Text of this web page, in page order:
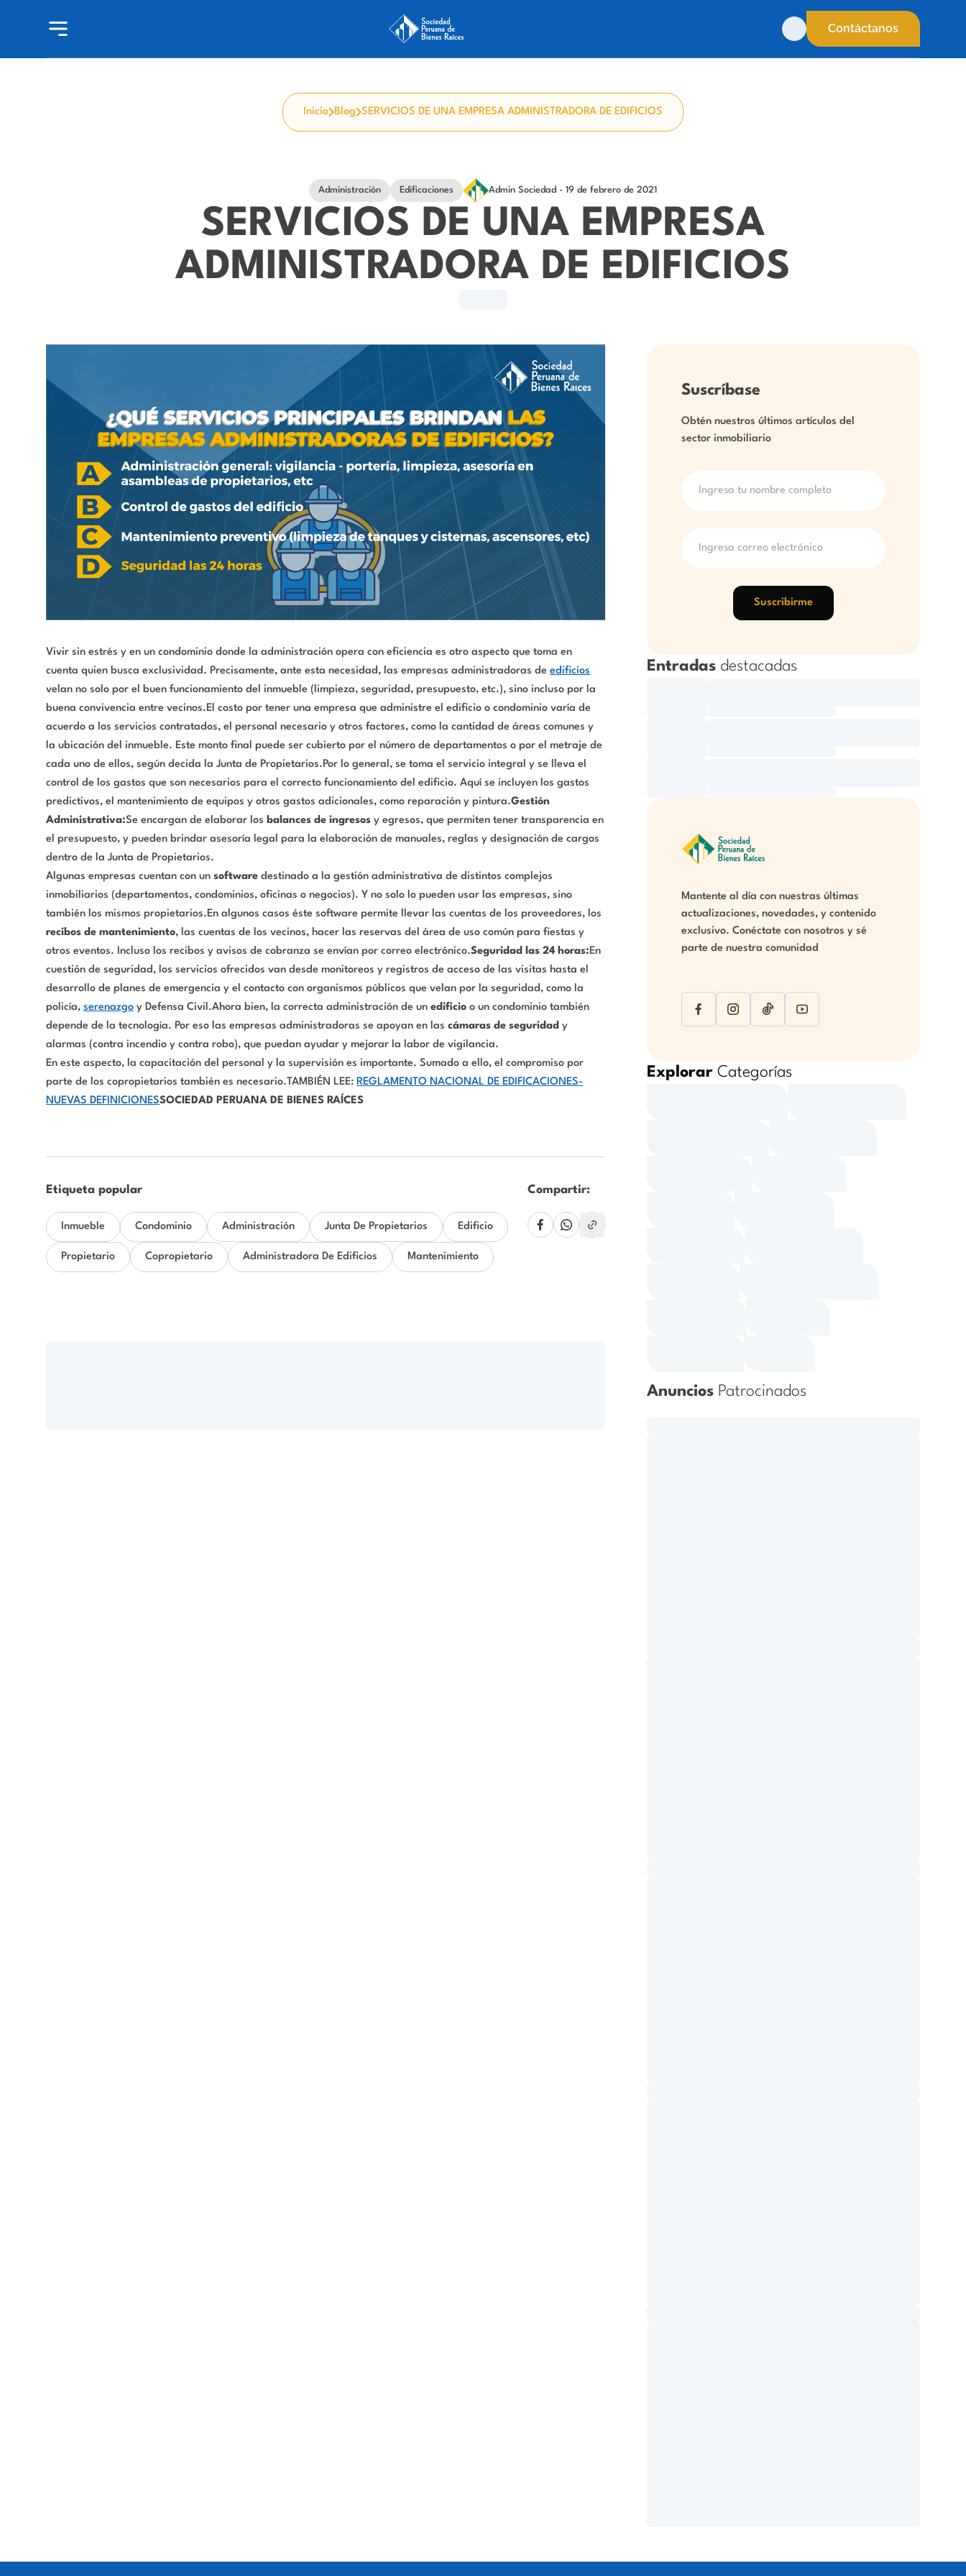
Contáctanos
Inicio Blog SERVICIOS DE UNA EMPRESA ADMINISTRADORA DE EDIFICIOS
Administración Edificaciones Admin Sociedad - 19 de febrero de 2021
SERVICIOS DE UNA EMPRESA
ADMINISTRADORA DE EDIFICIOS
Vivir sin estrés y en un condominio donde la administración opera con eficiencia es otro aspecto que toma en
cuenta quien busca exclusividad. Precisamente, ante esta necesidad, las empresas administradoras de edificios
velan no solo por el buen funcionamiento del inmueble (limpieza, seguridad, presupuesto, etc.), sino incluso por la
buena convivencia entre vecinos.El costo por tener una empresa que administre el edificio o condominio varía de
acuerdo a los servicios contratados, el personal necesario y otros factores, como la cantidad de áreas comunes y
la ubicación del inmueble. Este monto final puede ser cubierto por el número de departamentos o por el metraje de
cada uno de ellos, según decida la Junta de Propietarios.Por lo general, se toma el servicio integral y se lleva el
control de los gastos que son necesarios para el correcto funcionamiento del edificio. Aquí se incluyen los gastos
predictivos, el mantenimiento de equipos y otros gastos adicionales, como reparación y pintura.Gestión
Administrativa:Se encargan de elaborar los balances de ingresos y egresos, que permiten tener transparencia en
el presupuesto, y pueden brindar asesoría legal para la elaboración de manuales, reglas y designación de cargos
dentro de la Junta de Propietarios.
Algunas empresas cuentan con un software destinado a la gestión administrativa de distintos complejos
inmobiliarios (departamentos, condominios, oficinas o negocios). Y no solo lo pueden usar las empresas, sino
también los mismos propietarios.En algunos casos éste software permite llevar las cuentas de los proveedores, los
recibos de mantenimiento, las cuentas de los vecinos, hacer las reservas del área de uso común para fiestas y
otros eventos. Incluso los recibos y avisos de cobranza se envían por correo electrónico.Seguridad las 24 horas: En
cuestión de seguridad, los servicios ofrecidos van desde monitoreos y registros de acceso de las visitas hasta el
desarrollo de planes de emergencia y el contacto con organismos públicos que velan por la seguridad, como la
policía, serenazgo y Defensa Civil.Ahora bien, la correcta administración de un edificio o un condominio también
depende de la tecnología. Por eso las empresas administradoras se apoyan en las cámaras de seguridad y
alarmas (contra incendio y contra robo), que puedan ayudar y mejorar la labor de vigilancia.
En este aspecto, la capacitación del personal y la supervisión es importante. Sumado a ello, el compromiso por
parte de los copropietarios también es necesario.TAMBIÉN LEE: REGLAMENTO NACIONAL DE EDIFICACIONES-
NUEVAS DEFINICIONESSOCIEDAD PERUANA DE BIENES RAÍCES
Etiqueta popular
Inmueble Condominio Administración Junta De Propietarios Edificio
Propietario Copropietario Administradora De Edificios Mantenimiento
Compartir:
Suscríbase
Obtén nuestros últimos artículos del
sector inmobiliario
Suscribirme
Entradas destacadas
Mantente al día con nuestras últimas
actualizaciones, novedades, y contenido
exclusivo. Conéctate con nosotros y sé
parte de nuestra comunidad
Explorar Categorías
Anuncios Patrocinados